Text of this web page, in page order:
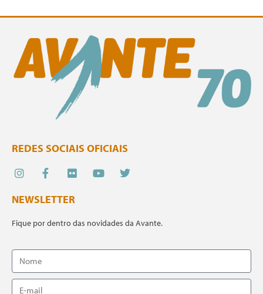
REDES SOCIAIS OFICIAIS
NEWSLETTER
Fique por dentro das novidades da Avante.